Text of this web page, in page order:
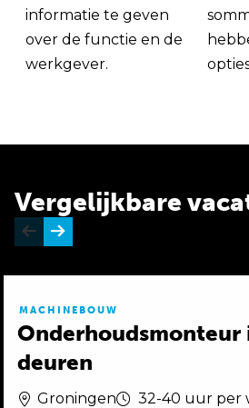
informatie te geven
over de functie en de
werkgever.
Vergelijkbare
MACHINEBOUW
Onderhoudsmonteur
deuren
Groningen
32-40 uur per